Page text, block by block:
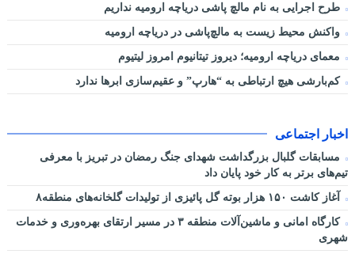
طرح اجرایی به نام مالچ پاشی دریاچه ارومیه نداریم
واکنش محیط زیست به مالچ‌پاشی در دریاچه ارومیه
معمای دریاچه ارومیه؛ دیروز تیتانیوم امروز لیتیوم
کم‌بارشی هیچ ارتباطی به “هارپ” و عقیم‌سازی ابرها ندارد
اخبار اجتماعی
مسابقات گلبال بزرگداشت شهدای جنگ رمضان در تبریز با معرفی
تیم‌های برتر به کار خود پایان داد
آغاز کاشت ۱۵۰ هزار بوته گل پائیزی از تولیدات گلخانه‌های منطقه۸
کارگاه امانی و ماشین‌آلات منطقه ۳ در مسیر ارتقای بهره‌وری و خدمات
شهری